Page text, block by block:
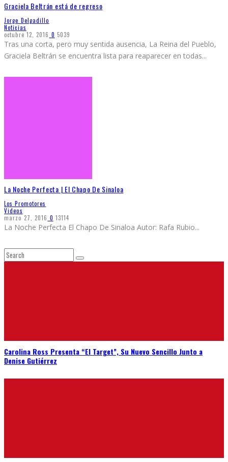
Graciela Beltrán está de regreso
Jorge Delgadillo
Noticias
octubre 12, 2016 0 5039
Tras una corta, pero muy sentida ausencia, La Reina del Pueblo,
Graciela Beltrán se encuentra lista para reaparecer en todas...
La Noche Perfecta | El Chapo De Sinaloa
Los Promotores
Videos
marzo 27, 2016 0 13114
La Noche Perfecta El Chapo De Sinaloa Autor: Rafa Rubio...
Carolina Ross Presenta “El Target”, Su Nuevo Sencillo Junto a
Denise Gutiérrez